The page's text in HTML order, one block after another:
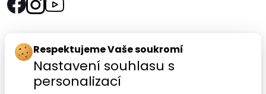
Rychlý kontakt:
SANOMED, spol. s r.o.
Palackého třída 240/75
Respektujeme Vaše soukromí
Nastavení souhlasu s
personalizací